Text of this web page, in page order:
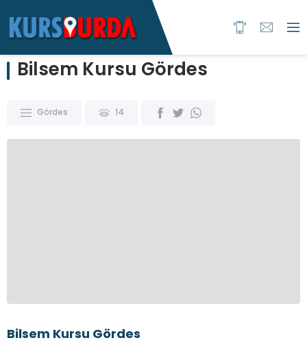
Bilsem Kursu Gördes
Gördes 14
Bilsem Kursu Gördes